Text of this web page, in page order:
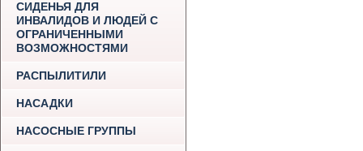
СИДЕНЬЯ ДЛЯ
ИНВАЛИДОВ И ЛЮДЕЙ С
ОГРАНИЧЕННЫМИ
ВОЗМОЖНОСТЯМИ
РАСПЫЛИТИЛИ
НАСАДКИ
НАСОСНЫЕ ГРУППЫ